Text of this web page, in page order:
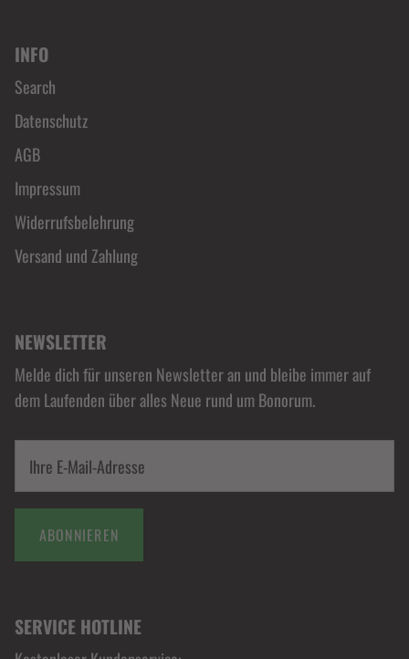
INFO
Search
Datenschutz
AGB
Impressum
Widerrufsbelehrung
Versand und Zahlung
NEWSLETTER
Melde dich für unseren Newsletter an und bleibe immer auf
dem Laufenden über alles Neue rund um Bonorum.
ABONNIEREN
SERVICE HOTLINE